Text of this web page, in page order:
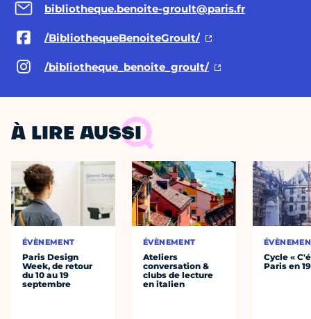
bibliotheque.benoite-groult@paris.fr
/BibliothequeBenoiteGroult/
/bibliotheque_benoite_groult/
À LIRE AUSSI
ÉVÈNEMENT
Paris Design
Week, de retour
du 10 au 19
septembre
ÉVÈNEMENT
Ateliers
conversation &
clubs de lecture
en italien
Cycle «
Paris en